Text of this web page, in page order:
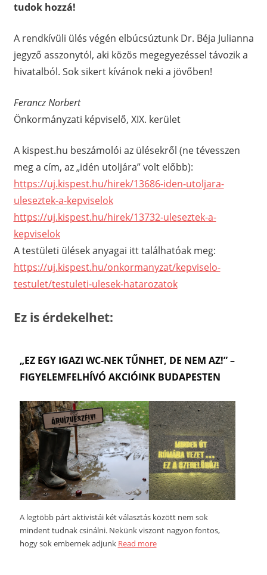
tudok hozzá!
A rendkívüli ülés végén elbúcsúztunk Dr. Béja Julianna
jegyző asszonytól, aki közös megegyezéssel távozik a
hivatalból. Sok sikert kívánok neki a jövőben!
Ferancz Norbert
Önkormányzati képviselő, XIX. kerület
A kispest.hu beszámolói az ülésekről (ne tévesszen
meg a cím, az „idén utoljára” volt előbb):
https://uj.kispest.hu/hirek/13686-iden-utoljara-
uleseztek-a-kepviselok
https://uj.kispest.hu/hirek/13732-uleseztek-a-
kepviselok
A testületi ülések anyagai itt találhatóak meg:
https://uj.kispest.hu/onkormanyzat/kepviselo-
testulet/testuleti-ulesek-hatarozatok
Ez is érdekelhet:
„EZ EGY IGAZI WC-NEK TŰNHET, DE NEM AZ!” –
FIGYELEMFELHÍVÓ AKCIÓINK BUDAPESTEN
A legtöbb párt aktivistái két választás között nem sok
mindent tudnak csinálni. Nekünk viszont nagyon fontos,
hogy sok embernek adjunk Read more